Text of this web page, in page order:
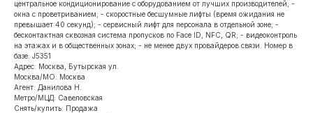
центральное кондиционирование с оборудованием от лучших производителей; -
окна с проветриванием; - скоростные бесшумные лифты (время ожидания не
превышает 40 секунд); - сервисный лифт для персонала в отдельной зоне; -
бесконтактная сквозная система пропусков по Face ID, NFC, QR; - видеоконтроль
на этажах и в общественных зонах; - не менее двух провайдеров связи. Номер в
базе: J5351
Адрес: Москва, Бутырская ул.
Москва/МО: Москва
Агент: Данилова Н.
Метро/МЦД: Савеловская
Снять/купить: Продажа